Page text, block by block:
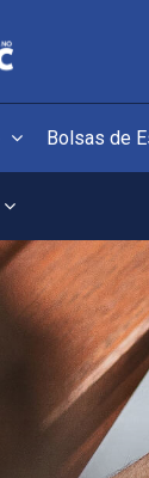
Bolsas de